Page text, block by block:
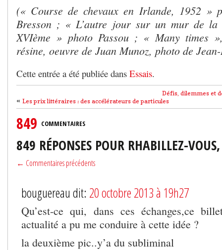
(« Course de chevaux en Irlande, 1952 »
Bresson ; « L’autre jour sur un mur de la
XVIème » photo Passou ; « Many times
résine, oeuvre de Juan Munoz, photo de
Cette entrée a été publiée dans Essais.
Défis, dilemmes et
« Les prix littéraires : des accélérateurs de particules
849 COMMENTAIRES
849 RÉPONSES POUR RHABILLEZ-
← Commentaires précédents
bouguereau dit: 20 octobre 2013 à 19h27
Qu’est-ce qui, dans ces échanges,ce
actualité a pu me conduire à cette idée ?
la deuxième pic..y’a du subliminal